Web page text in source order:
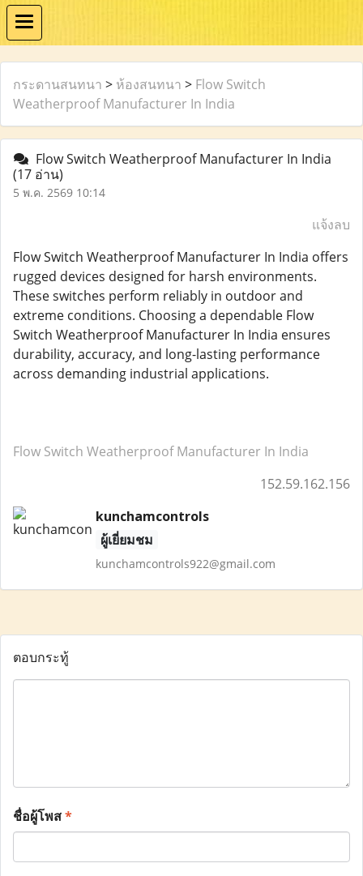
กระดานสนทนา > ห้องสนทนา > Flow Switch
Weatherproof Manufacturer In India
Flow Switch Weatherproof Manufacturer In India
(17 อ่าน)
5 พ.ค. 2569 10:14
แจ้งลบ
Flow Switch Weatherproof Manufacturer In India offers
rugged devices designed for harsh environments.
These switches perform reliably in outdoor and
extreme conditions. Choosing a dependable Flow
Switch Weatherproof Manufacturer In India ensures
durability, accuracy, and long-lasting performance
across demanding industrial applications.
Flow Switch Weatherproof Manufacturer In India
152.59.162.156
kunchamcontrols
ผู้เยี่ยมชม
kunchamcontrols922@gmail.com
ตอบกระทู้
ชื่อผู้โพส*